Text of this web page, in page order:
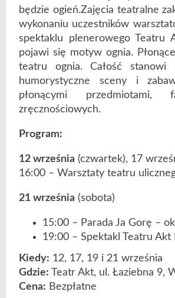
będzie ogień.Zajęcia teatralne
wykonaniu uczestników
spektaklu plenerowego Teatru
pojawi się motyw ognia.
teatru ognia. Całość
humorystyczne sceny i
płonącymi przedmiotami,
zręcznościowych.
Program:
12 września (czwartek), 17
16:00 – Warsztaty teatru
21 września (sobota)
15:00 – Parada Ja Gorę –
19:00 – Spektakl Teatru
Kiedy: 12, 17, 19 i 21 września
Gdzie: Teatr Akt, ul. Łaziebna 9,
Cena: Bezpłatne